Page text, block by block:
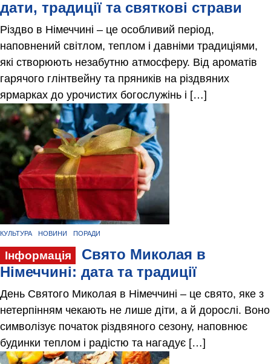
дати, традиції та святкові страви
Різдво в Німеччині – це особливий період,
наповнений світлом, теплом і давніми традиціями,
які створюють незабутню атмосферу. Від ароматів
гарячого глінтвейну та пряників на різдвяних
ярмарках до урочистих богослужінь і […]
КУЛЬТУРА НОВИНИ ПОРАДИ
Інформація
Свято Миколая в
Німеччині: дата та традиції
День Святого Миколая в Німеччині – це свято, яке з
нетерпінням чекають не лише діти, а й дорослі. Воно
символізує початок різдвяного сезону, наповнює
будинки теплом і радістю та нагадує […]